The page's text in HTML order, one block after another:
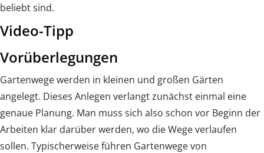
beliebt sind.
Video-Tipp
Vorüberlegungen
Gartenwege werden in kleinen und großen Gärten
angelegt. Dieses Anlegen verlangt zunächst einmal eine
genaue Planung. Man muss sich also schon vor Beginn der
Arbeiten klar darüber werden, wo die Wege verlaufen
sollen. Typischerweise führen Gartenwege von